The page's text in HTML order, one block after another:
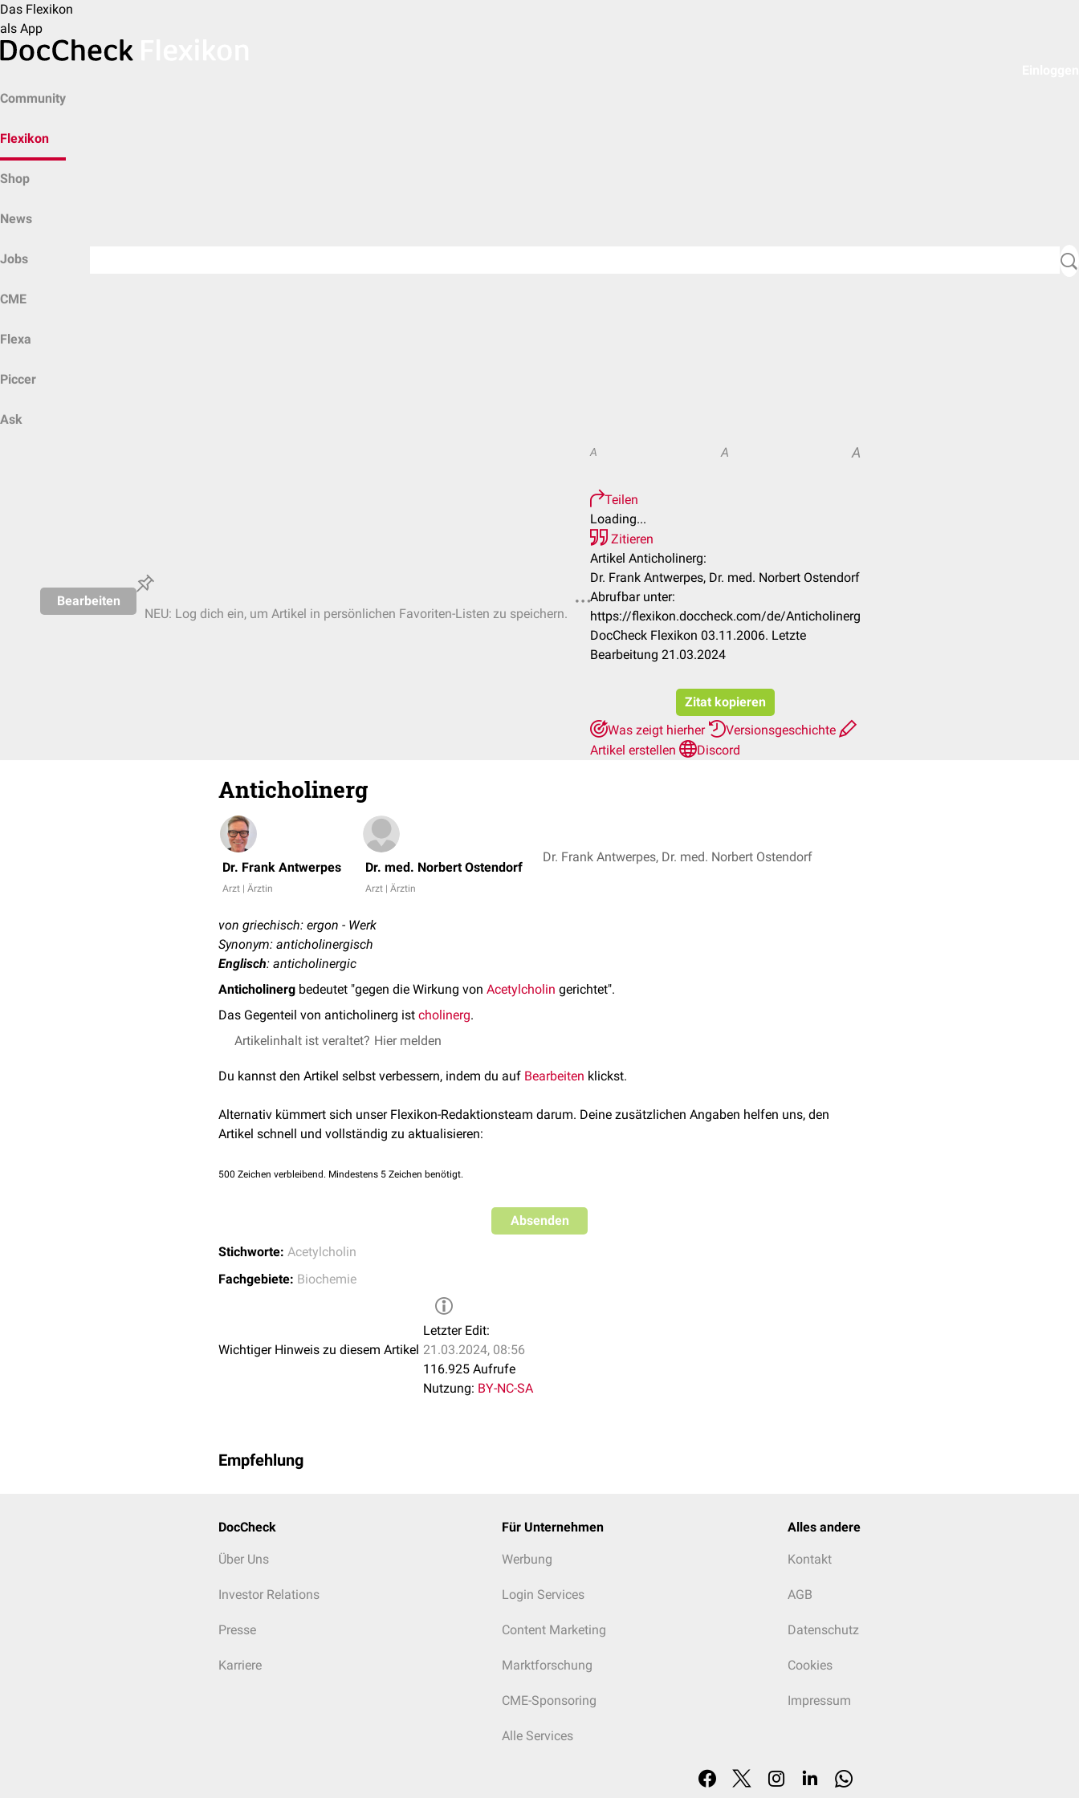
Das Flexikon
als App
Community
Flexikon
Shop
News
Jobs
CME
Flexa
Piccer
Ask
Bearbeiten
NEU: Log dich ein, um Artikel in persönlichen Favoriten-Listen zu speichern.
A A A
Teilen
Loading...
Zitieren
Artikel Anticholinerg:
Dr. Frank Antwerpes, Dr. med. Norbert Ostendorf
Abrufbar unter:
https://flexikon.doccheck.com/de/Anticholinerg
DocCheck Flexikon 03.11.2006. Letzte
Bearbeitung 21.03.2024
Zitat kopieren
Was zeigt hierher
Versionsgeschichte
Artikel erstellen
Discord
Anticholinerg
Dr. Frank Antwerpes
Arzt | Ärztin
Dr. med. Norbert Ostendorf
Arzt | Ärztin
Dr. Frank Antwerpes, Dr. med. Norbert Ostendorf
von griechisch: ergon - Werk
Synonym: anticholinergisch
Englisch: anticholinergic
Anticholinerg bedeutet "gegen die Wirkung von Acetylcholin gerichtet".
Das Gegenteil von anticholinerg ist cholinerg.
Artikelinhalt ist veraltet? Hier melden
Du kannst den Artikel selbst verbessern, indem du auf Bearbeiten klickst.
Alternativ kümmert sich unser Flexikon-Redaktionsteam darum. Deine zusätzlichen Angaben helfen uns, den
Artikel schnell und vollständig zu aktualisieren:
500 Zeichen verbleibend. Mindestens 5 Zeichen benötigt.
Absenden
Stichworte: Acetylcholin
Fachgebiete: Biochemie
Wichtiger Hinweis zu diesem Artikel
Letzter Edit:
21.03.2024, 08:56
116.925 Aufrufe
Nutzung: BY-NC-SA
Empfehlung
DocCheck
Über Uns
Investor Relations
Presse
Karriere
Für Unternehmen
Werbung
Login Services
Content Marketing
Marktforschung
CME-Sponsoring
Alle Services
Alles andere
Kontakt
AGB
Datenschutz
Cookies
Impressum